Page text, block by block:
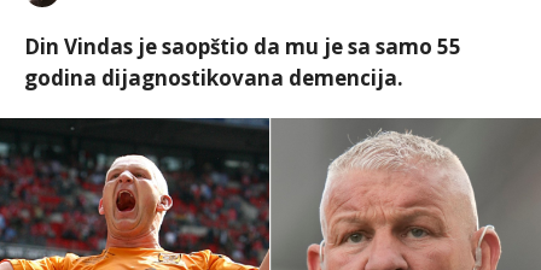
Din Vindas je saopštio da mu je sa samo 55
godina dijagnostikovana demencija.